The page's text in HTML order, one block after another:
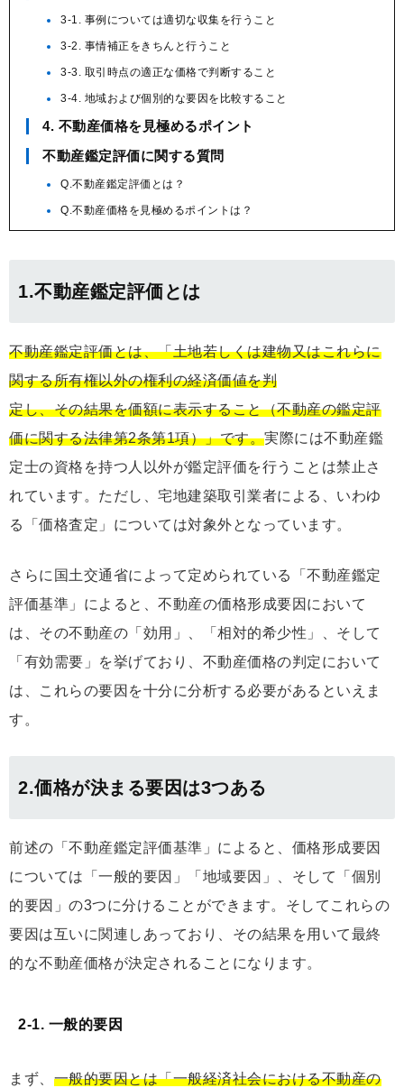
3-1. 事例については適切な収集を行うこと
3-2. 事情補正をきちんと行うこと
3-3. 取引時点の適正な価格で判断すること
3-4. 地域および個別的な要因を比較すること
4. 不動産価格を見極めるポイント
不動産鑑定評価に関する質問
Q.不動産鑑定評価とは？
Q.不動産価格を見極めるポイントは？
1.不動産鑑定評価とは
不動産鑑定評価とは、「⼟地若しくは建物⼜はこれらに
関する所有権以外の権利の経済価値を判
定し、その結果を価額に表⽰すること（不動産の鑑定評
価に関する法律第2条第1項）」です。実際には不動産鑑
定士の資格を持つ人以外が鑑定評価を行うことは禁止さ
れています。ただし、宅地建築取引業者による、いわゆ
る「価格査定」については対象外となっています。
さらに国土交通省によって定められている「不動産鑑定
評価基準」によると、不動産の価格形成要因において
は、その不動産の「効用」、「相対的希少性」、そして
「有効需要」を挙げており、不動産価格の判定において
は、これらの要因を十分に分析する必要があるといえま
す。
2.価格が決まる要因は3つある
前述の「不動産鑑定評価基準」によると、価格形成要因
については「一般的要因」「地域要因」、そして「個別
的要因」の3つに分けることができます。そしてこれらの
要因は互いに関連しあっており、その結果を用いて最終
的な不動産価格が決定されることになります。
2-1. 一般的要因
まず、 一般的要因とは「⼀般経済社会における不動産の